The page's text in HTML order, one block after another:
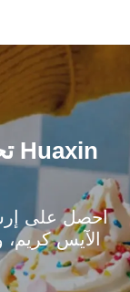
تحدث إلى مدير مبيعات من Huaxin
احصل على
الآيس كريم،